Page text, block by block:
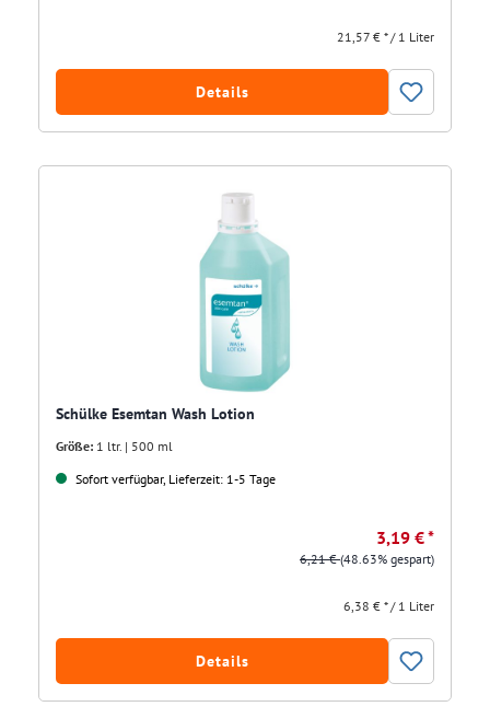
21,57 € * / 1 Liter
Details
Schülke Esemtan Wash Lotion
Größe: 1 ltr. | 500 ml
Sofort verfügbar, Lieferzeit: 1-5 Tage
3,19 € *
6,21 €(48.63% gespart)
6,38 € * / 1 Liter
Details